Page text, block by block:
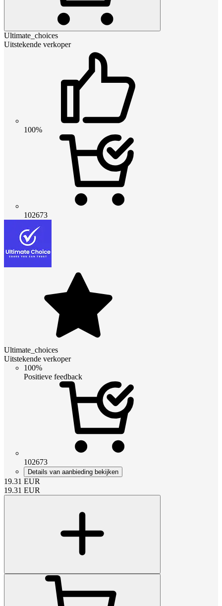
Ultimate_choices
Uitstekende verkoper
100%
102673
Ultimate_choices
Uitstekende verkoper
100%
Positieve feedback
102673
Details van aanbieding bekijken
19.31 EUR
19.31 EUR